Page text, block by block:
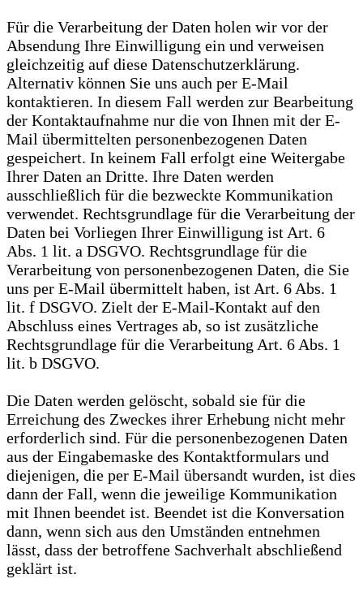
Für die Verarbeitung der Daten holen wir vor der
Absendung Ihre Einwilligung ein und verweisen
gleichzeitig auf diese Datenschutzerklärung.
Alternativ können Sie uns auch per E-Mail
kontaktieren. In diesem Fall werden zur Bearbeitung
der Kontaktaufnahme nur die von Ihnen mit der E-
Mail übermittelten personenbezogenen Daten
gespeichert. In keinem Fall erfolgt eine Weitergabe
Ihrer Daten an Dritte. Ihre Daten werden
ausschließlich für die bezweckte Kommunikation
verwendet. Rechtsgrundlage für die Verarbeitung der
Daten bei Vorliegen Ihrer Einwilligung ist Art. 6
Abs. 1 lit. a DSGVO. Rechtsgrundlage für die
Verarbeitung von personenbezogenen Daten, die Sie
uns per E-Mail übermittelt haben, ist Art. 6 Abs. 1
lit. f DSGVO. Zielt der E-Mail-Kontakt auf den
Abschluss eines Vertrages ab, so ist zusätzliche
Rechtsgrundlage für die Verarbeitung Art. 6 Abs. 1
lit. b DSGVO.
Die Daten werden gelöscht, sobald sie für die
Erreichung des Zweckes ihrer Erhebung nicht mehr
erforderlich sind. Für die personenbezogenen Daten
aus der Eingabemaske des Kontaktformulars und
diejenigen, die per E-Mail übersandt wurden, ist dies
dann der Fall, wenn die jeweilige Kommunikation
mit Ihnen beendet ist. Beendet ist die Konversation
dann, wenn sich aus den Umständen entnehmen
lässt, dass der betroffene Sachverhalt abschließend
geklärt ist.